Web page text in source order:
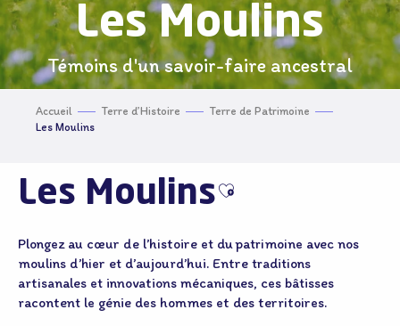
Les Moulins
Témoins d'un savoir-faire ancestral
Accueil Terre d’Histoire
Terre de Patrimoine
Les Moulins
Les MoulinsAjouter aux favoris
Plongez au cœur de l’histoire et du patrimoine avec nos
moulins d’hier et d’aujourd’hui. Entre traditions
artisanales et innovations mécaniques, ces bâtisses
racontent le génie des hommes et des territoires.